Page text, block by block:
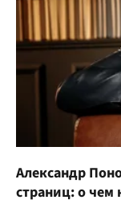
Александр
страниц: о